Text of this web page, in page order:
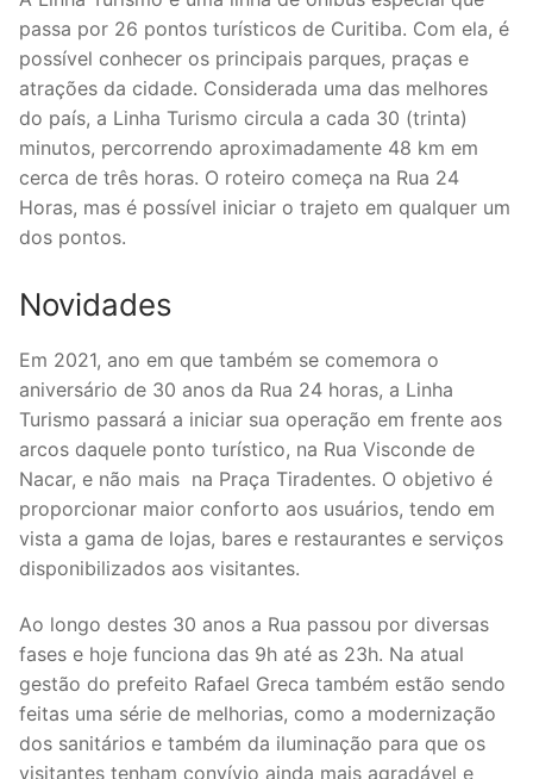
passa por 26 pontos turísticos de Curitiba. Com ela, é
possível conhecer os principais parques, praças e
atrações da cidade. Considerada uma das melhores
do país, a Linha Turismo circula a cada 30 (trinta)
minutos, percorrendo aproximadamente 48 km em
cerca de três horas. O roteiro começa na Rua 24
Horas, mas é possível iniciar o trajeto em qualquer um
dos pontos.
Novidades
Em 2021, ano em que também se comemora o
aniversário de 30 anos da Rua 24 horas, a Linha
Turismo passará a iniciar sua operação em frente aos
arcos daquele ponto turístico, na Rua Visconde de
Nacar, e não mais na Praça Tiradentes. O objetivo é
proporcionar maior conforto aos usuários, tendo em
vista a gama de lojas, bares e restaurantes e serviços
disponibilizados aos visitantes.
Ao longo destes 30 anos a Rua passou por diversas
fases e hoje funciona das 9h até as 23h. Na atual
gestão do prefeito Rafael Greca também estão sendo
feitas uma série de melhorias, como a modernização
dos sanitários e também da iluminação para que os
visitantes tenham convívio ainda mais agradável e